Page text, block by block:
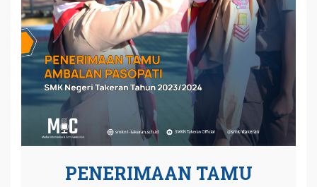
PENERIMAAN TAMU